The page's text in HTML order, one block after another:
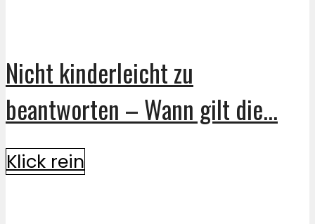
Nicht kinderleicht zu
beantworten – Wann gilt die...
Klick rein